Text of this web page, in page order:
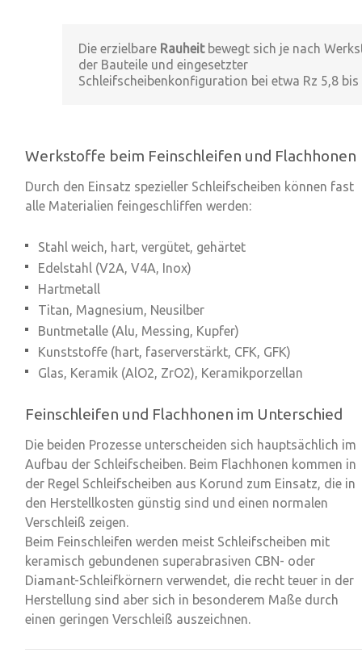
Die erzielbare Rauheit bewegt sich je nach
der Bauteile und eingesetzter
Schleifscheibenkonfiguration bei etwa Rz 5,8 bis
Werkstoffe beim Feinschleifen und Flachhonen
Durch den Einsatz spezieller Schleifscheiben können fast
alle Materialien feingeschliffen werden:
Stahl weich, hart, vergütet, gehärtet
Edelstahl (V2A, V4A, Inox)
Hartmetall
Titan, Magnesium, Neusilber
Buntmetalle (Alu, Messing, Kupfer)
Kunststoffe (hart, faserverstärkt, CFK, GFK)
Glas, Keramik (AlO2, ZrO2), Keramikporzellan
Feinschleifen und Flachhonen im Unterschied
Die beiden Prozesse unterscheiden sich hauptsächlich im
Aufbau der Schleifscheiben. Beim Flachhonen kommen in
der Regel Schleifscheiben aus Korund zum Einsatz, die in
den Herstellkosten günstig sind und einen normalen
Verschleiß zeigen.
Beim Feinschleifen werden meist Schleifscheiben mit
keramisch gebundenen superabrasiven CBN- oder
Diamant-Schleifkörnern verwendet, die recht teuer in der
Herstellung sind aber sich in besonderem Maße durch
einen geringen Verschleiß auszeichnen.